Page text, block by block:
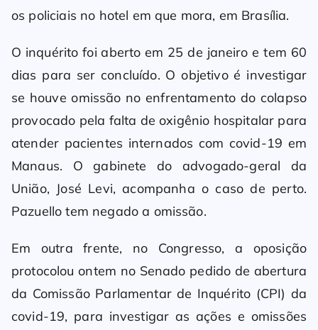
os policiais no hotel em que mora, em Brasília.
O inquérito foi aberto em 25 de janeiro e tem 60
dias para ser concluído. O objetivo é investigar
se houve omissão no enfrentamento do colapso
provocado pela falta de oxigênio hospitalar para
atender pacientes internados com covid-19 em
Manaus. O gabinete do advogado-geral da
União, José Levi, acompanha o caso de perto.
Pazuello tem negado a omissão.
Em outra frente, no Congresso, a oposição
protocolou ontem no Senado pedido de abertura
da Comissão Parlamentar de Inquérito (CPI) da
covid-19, para investigar as ações e omissões